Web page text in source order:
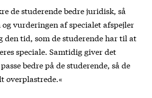
de studerende bedre juridisk, så
vurderingen af specialet afspejler
den tid, som de studerende har til at
speciale. Samtidig giver det
bedre på de studerende, så de
overplastrede.«